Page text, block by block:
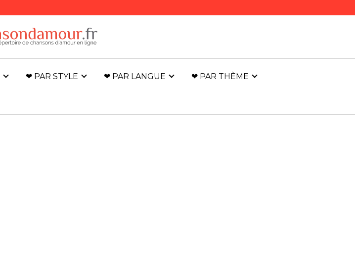
❤ PAR STYLE ❤ PAR LANGUE ❤ PAR THÈME